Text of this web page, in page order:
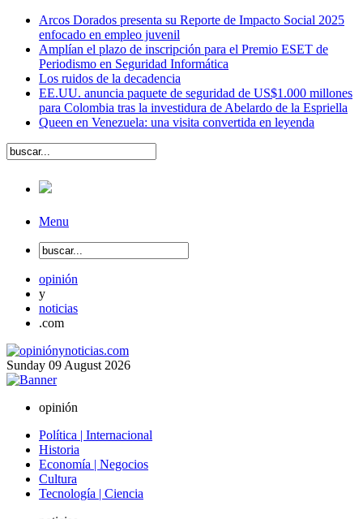
Arcos Dorados presenta su Reporte de Impacto Social 2025
enfocado en empleo juvenil
Amplían el plazo de inscripción para el Premio ESET de
Periodismo en Seguridad Informática
Los ruidos de la decadencia
EE.UU. anuncia paquete de seguridad de US$1.000 millones
para Colombia tras la investidura de Abelardo de la Espriella
Queen en Venezuela: una visita convertida en leyenda
Menu
opinión
y
noticias
.com
Sunday 09 August 2026
opinión
Política | Internacional
Historia
Economía | Negocios
Cultura
Tecnología | Ciencia